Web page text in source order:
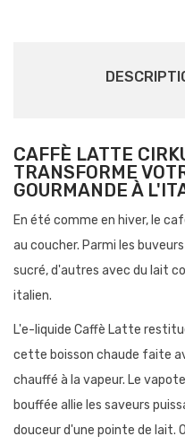
CAFFÈ LATTE
TRANSFORME
GOURMANDE À
En été comme en hiver, le
au coucher. Parmi les
sucré, d'autres avec du lait
italien.
L'e-liquide Caffè Latte
cette boisson chaude faite
chauffé à la vapeur. Le
bouffée allie les saveurs
douceur d'une pointe de lait.